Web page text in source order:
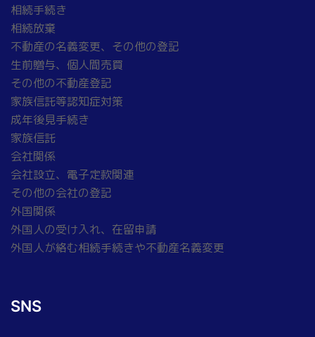
相続手続き
相続放棄
不動産の名義変更、その他の登記
生前贈与、個人間売買
その他の不動産登記
家族信託等認知症対策
成年後見手続き
家族信託
会社関係
会社設立、電子定款関連
その他の会社の登記
外国関係
外国人の受け入れ、在留申請
外国人が絡む相続手続きや不動産名義変更
SNS